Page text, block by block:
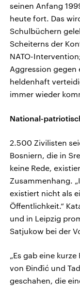
seinen Anfang
heute fort. Das
Schulbüchern
Scheiterns der
NATO-
Aggression gegen
heldenhaft
immer wieder
National-
2.500 Zivilisten
Bosniern, die in
keine Rede,
Zusammenhang.
existiert nicht als
Öffentlichkeit.“
und in Leipzig
Satjukow bei der
„Es gab eine
von Đinđić und
geschahen, die